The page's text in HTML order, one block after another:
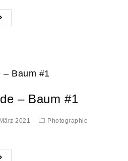
– Baum #1
2021 Photographie